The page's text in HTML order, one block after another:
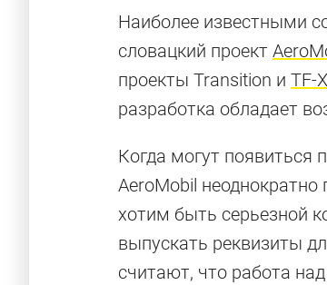
Наиболее известными
словацкий проект
проекты Transition и TF-X
разработка обладает
Когда могут появиться
AeroMobil
хотим быть серьезной
выпускать реквизиты
считают, что работа